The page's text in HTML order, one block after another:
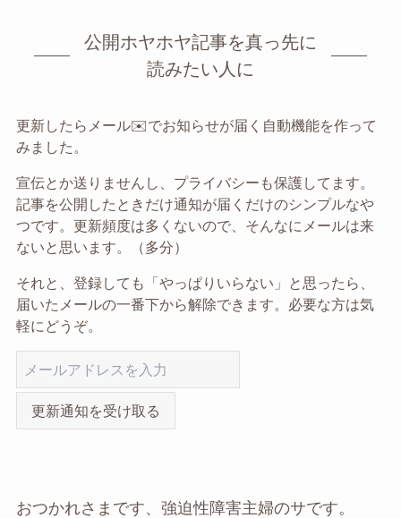
公開ホヤホヤ記事を真っ先に
読みたい人に
更新したらメール✉️でお知らせが届く自動機能を作って
みました。
宣伝とか送りませんし、プライバシーも保護してます。
記事を公開したときだけ通知が届くだけのシンプルなや
つです。更新頻度は多くないので、そんなにメールは来
ないと思います。（多分）
それと、登録しても「やっぱりいらない」と思ったら、
届いたメールの一番下から解除できます。必要な方は気
軽にどうぞ。
更新通知を受け取る
おつかれさまです、強迫性障害主婦のサです。